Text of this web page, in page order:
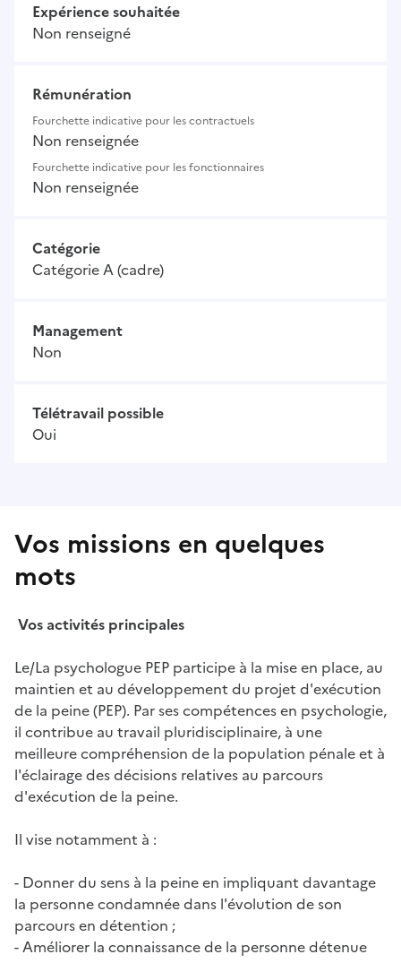
Expérience souhaitée
Non renseigné
Rémunération
Fourchette indicative pour les contractuels
Non renseignée
Fourchette indicative pour les fonctionnaires
Non renseignée
Catégorie
Catégorie A (cadre)
Management
Non
Télétravail possible
Oui
Vos missions en quelques
mots
Vos activités principales
Le/La psychologue PEP participe à la mise en place, au
maintien et au développement du projet d'exécution
de la peine (PEP). Par ses compétences en psychologie,
il contribue au travail pluridisciplinaire, à une
meilleure compréhension de la population pénale et à
l'éclairage des décisions relatives au parcours
d'exécution de la peine.
Il vise notamment à :
- Donner du sens à la peine en impliquant davantage
la personne condamnée dans l'évolution de son
parcours en détention ;
- Améliorer la connaissance de la personne détenue